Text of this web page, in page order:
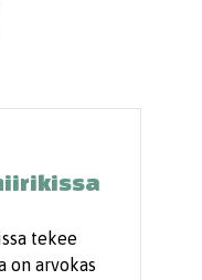
tekee
on arvokas